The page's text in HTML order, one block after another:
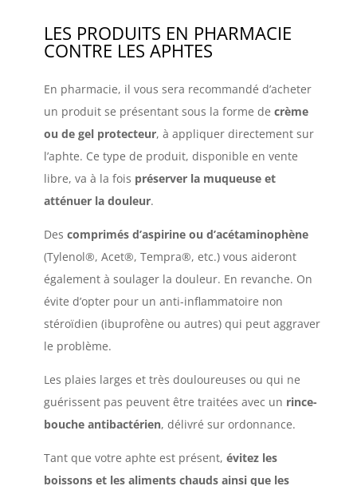
LES PRODUITS EN PHARMACIE
CONTRE LES APHTES
En pharmacie, il vous sera recommandé d’acheter
un produit se présentant sous la forme de crème
ou de gel protecteur, à appliquer directement sur
l’aphte. Ce type de produit, disponible en vente
libre, va à la fois préserver la muqueuse et
atténuer la douleur.
Des comprimés d’aspirine ou d’acétaminophène
(Tylenol®, Acet®, Tempra®, etc.) vous aideront
également à soulager la douleur. En revanche. On
évite d’opter pour un anti-inflammatoire non
stéroïdien (ibuprofène ou autres) qui peut aggraver
le problème.
Les plaies larges et très douloureuses ou qui ne
guérissent pas peuvent être traitées avec un rince-
bouche antibactérien, délivré sur ordonnance.
Tant que votre aphte est présent, évitez les
boissons et les aliments chauds ainsi que les